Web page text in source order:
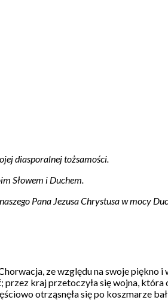
diasporalnej tożsamości.
Słowem i Duchem.
Pana Jezusa Chrystusa w mocy
ze względu na swoje piękno
kraj przetoczyła się wojna, która
otrząsnęła się po koszmarze